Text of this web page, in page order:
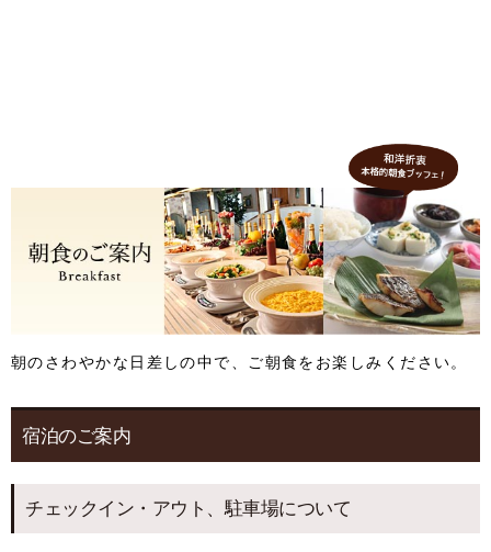
朝のさわやかな日差しの中で、ご朝食をお楽しみください。
宿泊のご案内
チェックイン・アウト、駐車場について